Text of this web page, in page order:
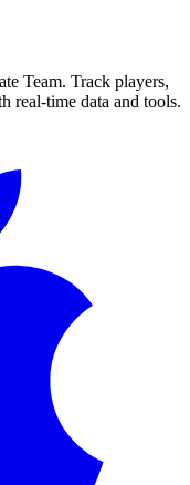
Team. Track players,
real-time data and tools.